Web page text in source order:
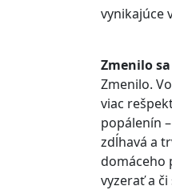
vynikajúce
Zmenilo
Zmenilo.
viac
popálenín
zdĺhavá a
domáceho
vyzerať a